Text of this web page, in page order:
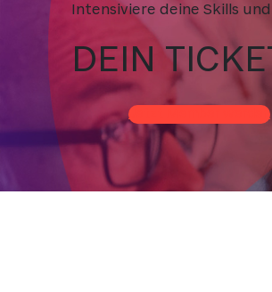
Intensiviere deine Skills
DEIN
Jetzt Member werden